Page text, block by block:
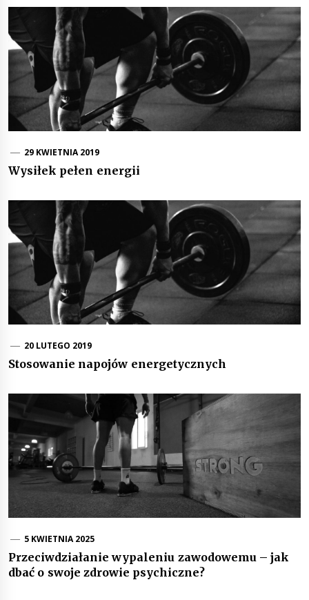
29 KWIETNIA 2019
Wysiłek pełen energii
20 LUTEGO 2019
Stosowanie napojów energetycznych
5 KWIETNIA 2025
Przeciwdziałanie wypaleniu zawodowemu – jak
dbać o swoje zdrowie psychiczne?